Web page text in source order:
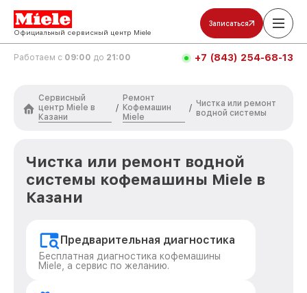
Официальный сервисный центр Miele
Записаться
Работаем с 09:00 до 21:00 +7 (843) 254-68-13
Сервисный
центр Miele в
Казани
/
Ремонт
Кофемашин
Miele
/ Чистка или ремонт
водной системы
Чистка или ремонт водной
системы кофемашины Miele в
Казани
Предварительная диагностика
Бесплатная диагностика кофемашины
Miele, а сервис по желанию.